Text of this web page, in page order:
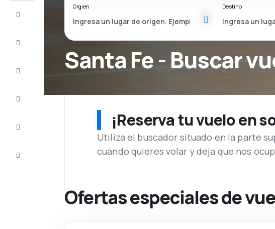
Completa
Santa Fe - Buscar
Orgien Destino
¡Reserva tu vuelo en
Utiliza el buscador situado en la parte
cuándo quieres volar y deja que nos
Ofertas especiales de